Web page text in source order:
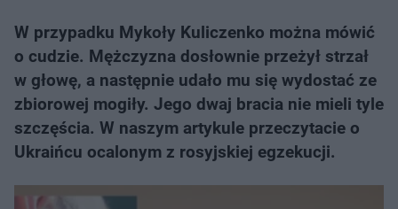
W przypadku Mykoły Kuliczenko można mówić
o cudzie. Mężczyzna dosłownie przeżył strzał
w głowę, a następnie udało mu się wydostać ze
zbiorowej mogiły. Jego dwaj bracia nie mieli tyle
szczęścia. W naszym artykule przeczytacie o
Ukraińcu ocalonym z rosyjskiej egzekucji.